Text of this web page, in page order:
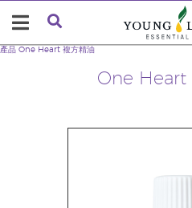
One Heart
產品 One Heart 複方精油